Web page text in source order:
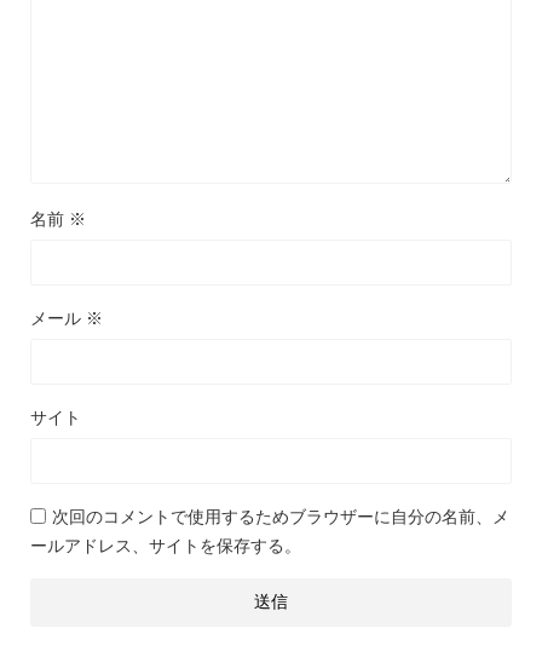
名前 ※
メール ※
サイト
次回のコメントで使用するためブラウザーに自分の名前、メ
ールアドレス、サイトを保存する。